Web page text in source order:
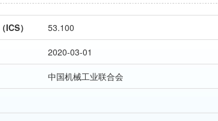
ICS） 53.100
2020-03-01
中国机械工业联合会